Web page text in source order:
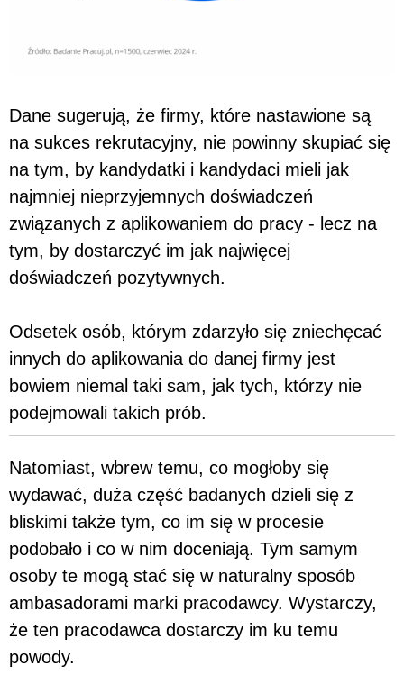
Dane sugerują, że firmy, które nastawione są
na sukces rekrutacyjny, nie powinny skupiać się
na tym, by kandydatki i kandydaci mieli jak
najmniej nieprzyjemnych doświadczeń
związanych z aplikowaniem do pracy - lecz na
tym, by dostarczyć im jak najwięcej
doświadczeń pozytywnych.
Odsetek osób, którym zdarzyło się zniechęcać
innych do aplikowania do danej firmy jest
bowiem niemal taki sam, jak tych, którzy nie
podejmowali takich prób.
Natomiast, wbrew temu, co mogłoby się
wydawać, duża część badanych dzieli się z
bliskimi także tym, co im się w procesie
podobało i co w nim doceniają. Tym samym
osoby te mogą stać się w naturalny sposób
ambasadorami marki pracodawcy. Wystarczy,
że ten pracodawca dostarczy im ku temu
powody.